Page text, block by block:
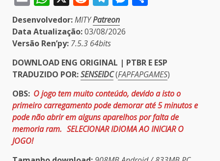
Desenvolvedor:MITYPatreon
Data Atualização:03/08/2026
Versão Ren’py: 7.5.3 64bits
DOWNLOAD ENG ORIGINAL | PTBR E ESP
TRADUZIDO POR:SENSEIDC(FAPFAPGAMES)
OBS: O jogo tem muito conteúdo, devido a isto o
primeiro carregamento pode demorar até 5 minutos e
pode não abrir em alguns aparelhos por falta de
memoria ram. SELECIONAR IDIOMA AO INICIAR O
JOGO!